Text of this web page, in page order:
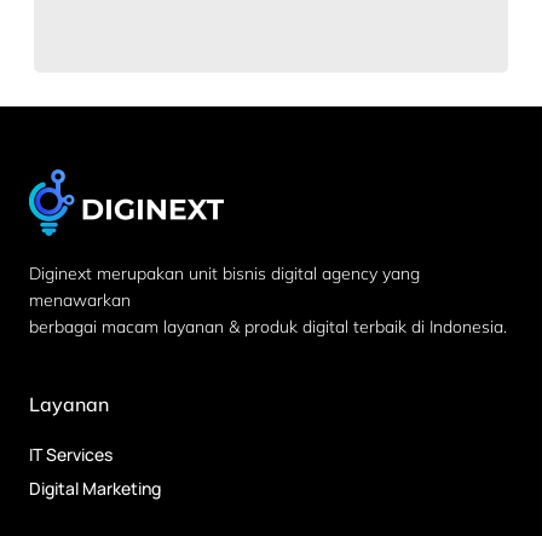
Diginext merupakan unit bisnis digital agency yang
menawarkan
berbagai macam layanan & produk digital terbaik di Indonesia.
Layanan
IT Services
Digital Marketing